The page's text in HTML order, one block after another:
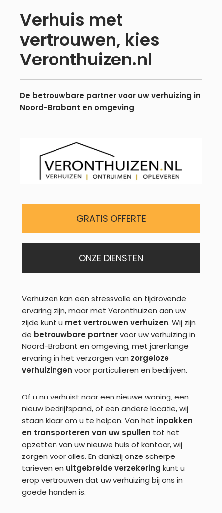
Meteen
naar
inhoud
Verhuis met
vertrouwen, kies
Veronthuizen.nl
De betrouwbare partner voor uw verhuizing in
Noord-Brabant en omgeving
Verhuizen kan een stressvolle en tijdrovende
ervaring zijn, maar met Veronthuizen aan uw
zijde kunt u met vertrouwen verhuizen. Wij zijn
de betrouwbare partnervoor uw verhuizing in
Noord-Brabant en omgeving, met jarenlange
ervaring in het verzorgen van zorgeloze
verhuizingen voor particulieren en bedrijven.
Of u nu verhuist naar een nieuwe woning, een
nieuw bedrijfspand, of een andere locatie, wij
staan klaar om u te helpen. Van het inpakken
en transporteren van uw spullen tot het
opzetten van uw nieuwe huis of kantoor, wij
zorgen voor alles. En dankzij onze scherpe
tarieven en uitgebreide verzekering kunt u
erop vertrouwen dat uw verhuizing bij ons in
goede handen is.
GRATIS OFFERTE
ONZE DIENSTEN